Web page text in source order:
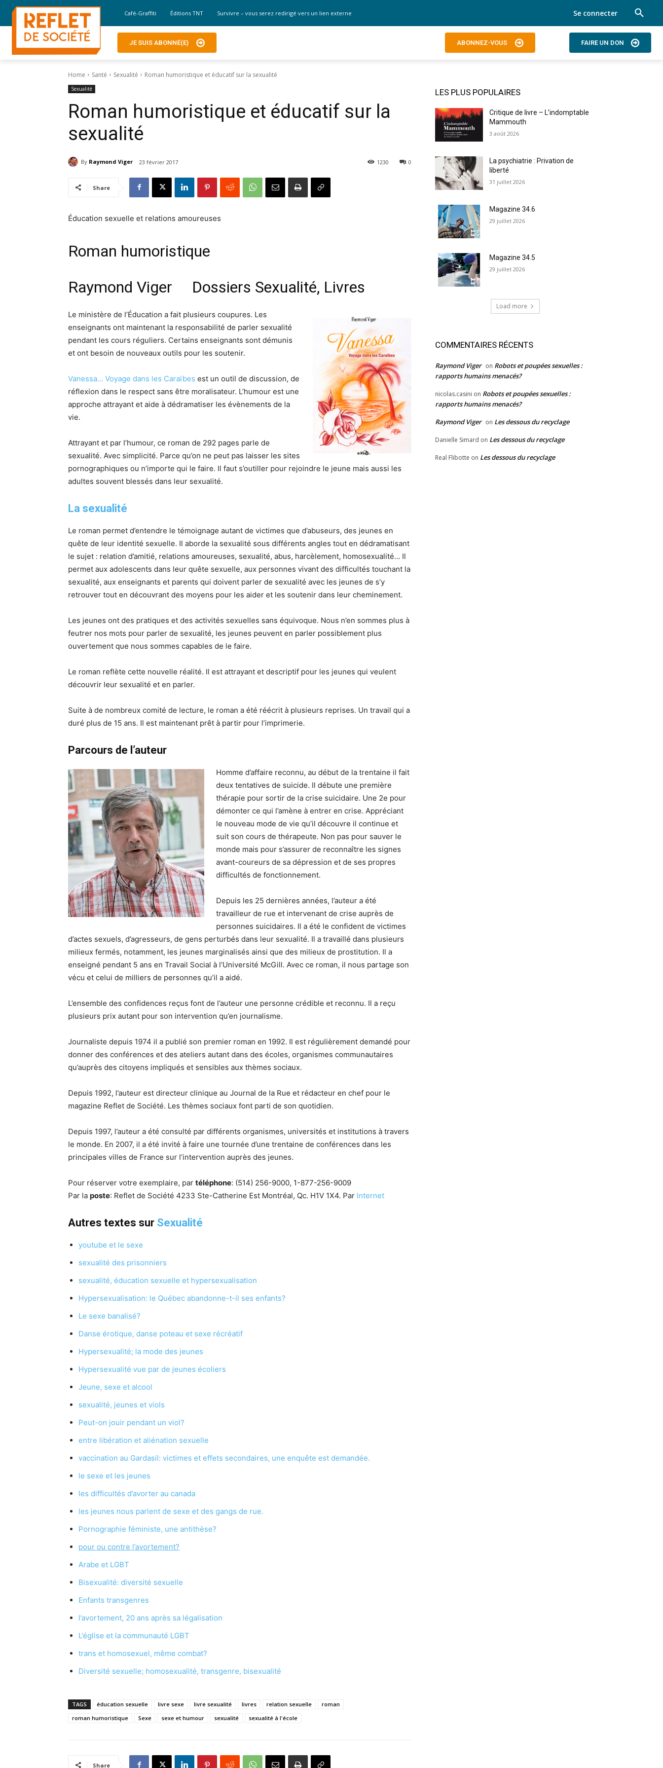
Café-Graffiti Éditions TNT Survivre – vous serez redirigé vers un lien externe Se connecter
JE SUIS ABONNÉ(E) ABONNEZ-VOUS FAIRE UN DON
Home Santé Sexualité Roman humoristique et éducatif sur la sexualité
Sexualité
Roman humoristique et éducatif sur la
sexualité
By Raymond Viger 23 février 2017 0
1230
Share
Éducation sexuelle et relations amoureuses
Roman humoristique
Raymond Viger Dossiers Sexualité, Livres
Le ministère de l’Éducation a fait plusieurs coupures. Les
enseignants ont maintenant la responsabilité de parler sexualité
pendant les cours réguliers. Certains enseignants sont démunis
et ont besoin de nouveaux outils pour les soutenir.
Vanessa… Voyage dans les Caraïbes est un outil de discussion, de
réflexion dans le respect sans être moralisateur. L’humour est une
approche attrayant et aide à dédramatiser les évènements de la
vie.
Attrayant et par l’humour, ce roman de 292 pages parle de
sexualité. Avec simplicité. Parce qu’on ne peut pas laisser les sites
pornographiques ou n’importe qui le faire. Il faut s’outiller pour rejoindre le jeune mais aussi les
adultes souvent blessés dans leur sexualité.
La sexualité
Le roman permet d’entendre le témoignage autant de victimes que d’abuseurs, des jeunes en
quête de leur identité sexuelle. Il aborde la sexualité sous différents angles tout en dédramatisant
le sujet : relation d’amitié, relations amoureuses, sexualité, abus, harcèlement, homosexualité… Il
permet aux adolescents dans leur quête sexuelle, aux personnes vivant des difficultés touchant la
sexualité, aux enseignants et parents qui doivent parler de sexualité avec les jeunes de s’y
retrouver tout en découvrant des moyens pour les aider et les soutenir dans leur cheminement.
Les jeunes ont des pratiques et des activités sexuelles sans équivoque. Nous n’en sommes plus à
feutrer nos mots pour parler de sexualité, les jeunes peuvent en parler possiblement plus
ouvertement que nous sommes capables de le faire.
Le roman reflète cette nouvelle réalité. Il est attrayant et descriptif pour les jeunes qui veulent
découvrir leur sexualité et en parler.
Suite à de nombreux comité de lecture, le roman a été réécrit à plusieurs reprises. Un travail qui a
duré plus de 15 ans. Il est maintenant prêt à partir pour l’imprimerie.
Parcours de l’auteur
Homme d’affaire reconnu, au début de la trentaine il fait
deux tentatives de suicide. Il débute une première
thérapie pour sortir de la crise suicidaire. Une 2e pour
démonter ce qui l’amène à entrer en crise. Appréciant
le nouveau mode de vie qu’il découvre il continue et
suit son cours de thérapeute. Non pas pour sauver le
monde mais pour s’assurer de reconnaître les signes
avant-coureurs de sa dépression et de ses propres
difficultés de fonctionnement.
Depuis les 25 dernières années, l’auteur a été
travailleur de rue et intervenant de crise auprès de
personnes suicidaires. Il a été le confident de victimes
d’actes sexuels, d’agresseurs, de gens perturbés dans leur sexualité. Il a travaillé dans plusieurs
milieux fermés, notamment, les jeunes marginalisés ainsi que des milieux de prostitution. Il a
enseigné pendant 5 ans en Travail Social à l’Université McGill. Avec ce roman, il nous partage son
vécu et celui de milliers de personnes qu’il a aidé.
L’ensemble des confidences reçus font de l’auteur une personne crédible et reconnu. Il a reçu
plusieurs prix autant pour son intervention qu’en journalisme.
Journaliste depuis 1974 il a publié son premier roman en 1992. Il est régulièrement demandé pour
donner des conférences et des ateliers autant dans des écoles, organismes communautaires
qu’auprès des citoyens impliqués et sensibles aux thèmes sociaux.
Depuis 1992, l’auteur est directeur clinique au Journal de la Rue et rédacteur en chef pour le
magazine Reflet de Société. Les thèmes sociaux font parti de son quotidien.
Depuis 1997, l’auteur a été consulté par différents organismes, universités et institutions à travers
le monde. En 2007, il a été invité à faire une tournée d’une trentaine de conférences dans les
principales villes de France sur l’intervention auprès des jeunes.
Pour réserver votre exemplaire, par téléphone: (514) 256-9000, 1-877-256-9009
Par la poste: Reflet de Société 4233 Ste-Catherine Est Montréal, Qc. H1V 1X4. Par Internet
Autres textes sur Sexualité
youtube et le sexe
sexualité des prisonniers
sexualité, éducation sexuelle et hypersexualisation
Hypersexualisation: le Québec abandonne-t-il ses enfants?
Le sexe banalisé?
Danse érotique, danse poteau et sexe récréatif
Hypersexualité; la mode des jeunes
Hypersexualité vue par de jeunes écoliers
Jeune, sexe et alcool
sexualité, jeunes et viols
Peut-on jouir pendant un viol?
entre libération et aliénation sexuelle
vaccination au Gardasil: victimes et effets secondaires, une enquête est demandée.
le sexe et les jeunes
les difficultés d’avorter au canada
les jeunes nous parlent de sexe et des gangs de rue.
Pornographie féministe, une antithèse?
pour ou contre l’avortement?
Arabe et LGBT
Bisexualité: diversité sexuelle
Enfants transgenres
l’avortement, 20 ans après sa légalisation
L’église et la communauté LGBT
trans et homosexuel, même combat?
Diversité sexuelle; homosexualité, transgenre, bisexualité
TAGS éducation sexuelle livre sexe livre sexualité livres relation sexuelle
roman
roman humoristique
Sexe sexe et humour sexualité sexualité à l'école
Share
LES PLUS POPULAIRES
Critique de livre – L’indomptable
Mammouth
3 août 2026
La psychiatrie : Privation de
liberté
31 juillet 2026
Magazine 34.6
29 juillet 2026
Magazine 34.5
29 juillet 2026
Load more
COMMENTAIRES RÉCENTS
Raymond Viger on Robots et poupées sexuelles :
rapports humains menacés?
nicolas.casini on Robots et poupées sexuelles :
rapports humains menacés?
Raymond Viger on Les dessous du recyclage
Danielle Simard on Les dessous du recyclage
Real Flibotte on Les dessous du recyclage